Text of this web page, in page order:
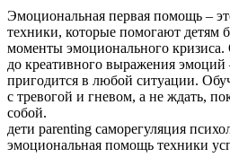
Эмоциональная первая помощь –
техники, которые помогают детям
моменты эмоционального
до креативного выражения эмоций
пригодится в любой ситуации.
с тревогой и гневом, а не ждать,
собой.
дети parenting саморегуляция
эмоциональная помощь техники